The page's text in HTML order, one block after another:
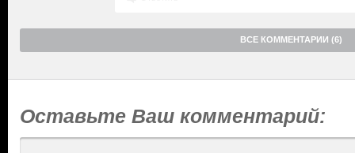
ВСЕ КОММЕНТАРИИ (6)
Оставьте Ваш комментарий: